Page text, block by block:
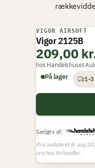
rækkevidde
BEDSTE TIL
VIGOR AIRSOFT
Vigor 2125B
209,00
hos Handelshuset
På lager
1-3
Sælges af:
Pris opdateret 8. aug
pris hos forhandler.